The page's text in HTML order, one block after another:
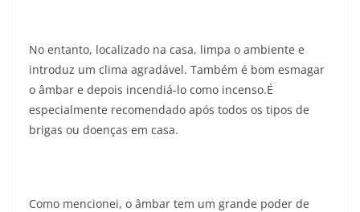
No entanto, localizado na casa, limpa o ambiente e
introduz um clima agradável. Também é bom esmagar
o âmbar e depois incendiá-lo como incenso.É
especialmente recomendado após todos os tipos de
brigas ou doenças em casa.
Como mencionei, o âmbar tem um grande poder de